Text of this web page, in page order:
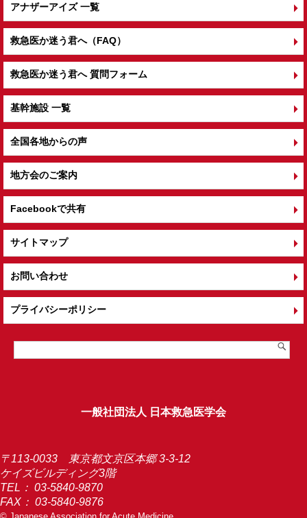
アナザーアイズ 一覧
救急医か迷う君へ（FAQ）
救急医か迷う君へ 質問フォーム
基幹施設 一覧
全国各地からの声
地方会のご案内
Facebookで共有
サイトマップ
お問い合わせ
プライバシーポリシー
一般社団法人 日本救急医学会
〒113-0033 東京都文京区本郷 3-3-12
ケイズビルディング3階
TEL： 03-5840-9870
FAX： 03-5840-9876